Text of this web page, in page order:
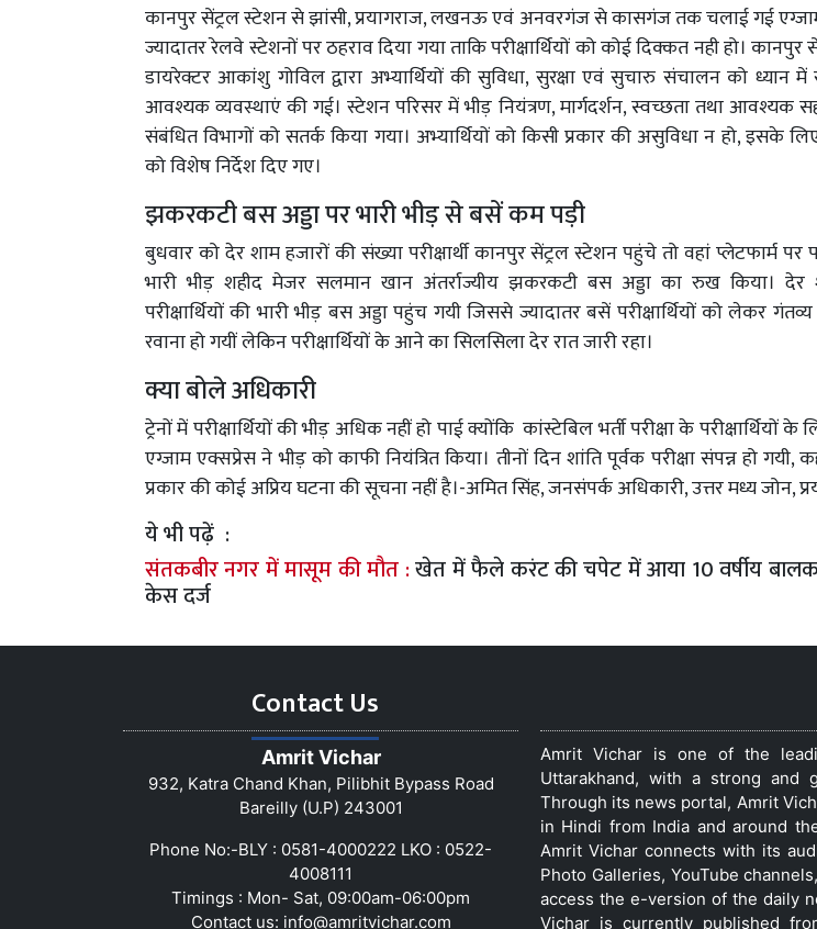
कानपुर सेंट्रल स्टेशन से झांसी, प्रयागराज, लखनऊ एवं अनवरगंज से कासगंज तक चलाई गई
ज्यादातर रेलवे स्टेशनों पर ठहराव दिया गया ताकि परीक्षार्थियों को कोई दिक्कत नही हो।
डायरेक्टर आकांशु गोविल द्वारा अभ्यार्थियों की सुविधा, सुरक्षा एवं सुचारु संचालन को ध्यान
आवश्यक व्यवस्थाएं की गई। स्टेशन परिसर में भीड़ नियंत्रण, मार्गदर्शन, स्वच्छता तथा आवश्यक
संबंधित विभागों को सतर्क किया गया। अभ्यार्थियों को किसी प्रकार की असुविधा न हो, इसके
को विशेष निर्देश दिए गए।
झकरकटी बस अड्डा पर भारी भीड़ से बसें कम पड़ी
बुधवार को देर शाम हजारों की संख्या परीक्षार्थी कानपुर सेंट्रल स्टेशन पहुंचे तो वहां प्लेटफार्म पर
भारी भीड़ शहीद मेजर सलमान खान अंतर्राज्यीय झकरकटी बस अड्डा का रुख किया।
परीक्षार्थियों की भारी भीड़ बस अड्डा पहुंच गयी जिससे ज्यादातर बसें परीक्षार्थियों को लेकर
रवाना हो गयीं लेकिन परीक्षार्थियों के आने का सिलसिला देर रात जारी रहा।
क्या बोले अधिकारी
ट्रेनों में परीक्षार्थियों की भीड़ अधिक नहीं हो पाई क्योंकि कांस्टेबिल भर्ती परीक्षा के परीक्षार्थियों
एग्जाम एक्सप्रेस ने भीड़ को काफी नियंत्रित किया। तीनों दिन शांति पूर्वक परीक्षा संपन्न हो गयी,
प्रकार की कोई अप्रिय घटना की सूचना नहीं है।-अमित सिंह, जनसंपर्क अधिकारी, उत्तर मध्य जोन,
ये भी पढ़ें :
संतकबीर नगर में मासूम की मौत :खेत में फैले करंट की चपेट में आया 10 वर्षीय
केस दर्ज
Contact Us
Amrit Vichar
932, Katra Chand Khan, Pilibhit Bypass Road
Bareilly (U.P) 243001
Phone No:-BLY : 0581-4000222 LKO : 0522-
4008111
Timings : Mon- Sat, 09:00am-06:00pm
Contact us: info@amritvichar.com
Amrit Vichar is one of the
Uttarakhand, with a strong and
Through its news portal, Amrit
in Hindi from India and around
Amrit Vichar connects with its
Photo Galleries, YouTube
access the e-version of the daily
Vichar is currently published